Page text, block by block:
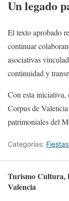
Un legado
El texto aprobado
continuar
asociativas
continuidad y
Con esta iniciativa,
Corpus de
patrimoniales del
Categorías:
Turismo Cultura,
Valencia